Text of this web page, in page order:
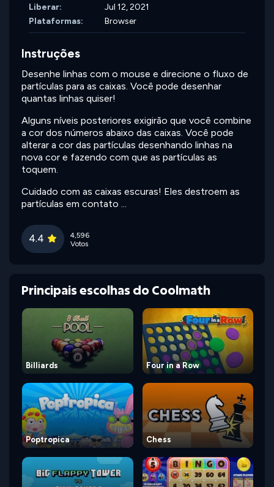
Liberar:
Jul 12, 2021
Plataformas:
Browser
Instruções
Desenhe linhas com o mouse e direcione o fluxo de
partículas para as caixas. Você pode desenhar
quantas linhas quiser!
Alguns níveis posteriores exigirão que você combine
a cor dos números abaixo das caixas. Você pode
alterar a cor das partículas desenhando linhas na
nova cor e fazendo com que as partículas as
toquem.
Cuidado com as caixas escuras! Eles destroem as
partículas em contato ...
4.4
4,596
Votos
Principais escolhas do Coolmath
Billiards Four in a Row
Poptropica Chess